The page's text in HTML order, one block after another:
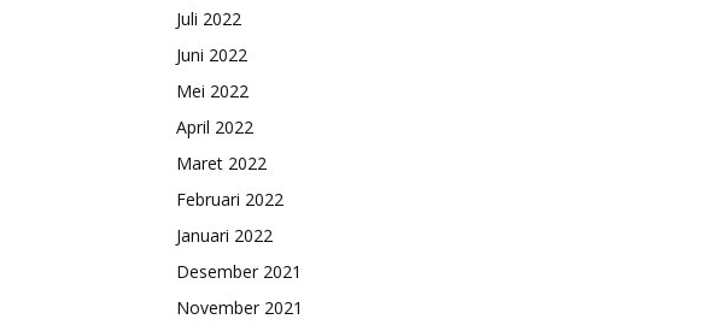
Juli 2022
Juni 2022
Mei 2022
April 2022
Maret 2022
Februari 2022
Januari 2022
Desember 2021
November 2021